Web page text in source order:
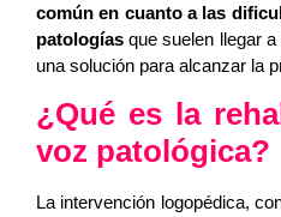
común en cuanto a las
patologías que suelen llegar
una solución para alcanzar la
¿Qué es la
voz patológica?
La intervención logopédica,